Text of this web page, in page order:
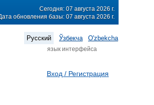
Сегодня: 07 августа 2026 г.
обновления базы: 07 августа 2026 г.
Русский Ўзбекча O'zbekcha
язык интерфейса
Вход / Регистрация